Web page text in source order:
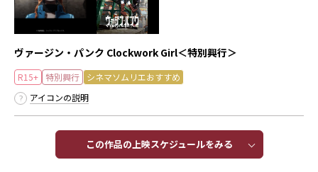
ヴァージン・パンク Clockwork Girl＜特別興行＞
R15+ 特別興行
シネマソムリエおすすめ
アイコンの説明
この作品の上映スケジュールをみる​​